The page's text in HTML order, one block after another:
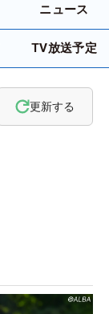
ニュース
TV放送予定
更新する